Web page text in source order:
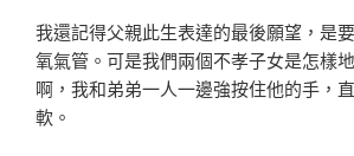
我還記得父親此生表達的最後願望，是
氧氣管。可是我們兩個不孝子女是怎樣
啊，我和弟弟一人一邊強按住他的手，
軟。